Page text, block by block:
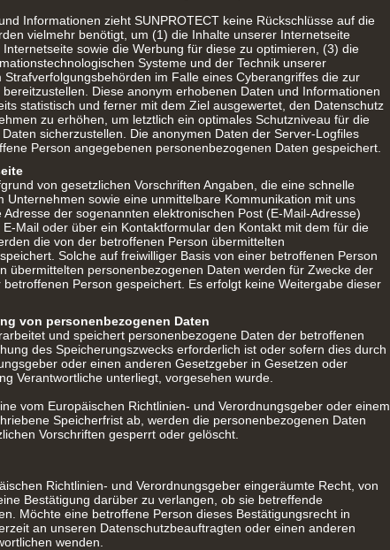
Informationen zieht SUNPROTECT keine Rückschlüsse auf die
vielmehr benötigt, um (1) die Inhalte unserer Internetseite
sowie die Werbung für diese zu optimieren, (3) die
Systeme und der Technik unserer
im Falle eines Cyberangriffes die zur
Diese anonym erhobenen Daten und Informationen
statistisch und ferner mit dem Ziel ausgewertet, den Datenschutz
zu erhöhen, um letztlich ein optimales Schutzniveau für die
sicherzustellen. Die anonymen Daten der Server-Logfiles
Person angegebenen personenbezogenen Daten gespeichert.
von gesetzlichen Vorschriften Angaben, die eine schnelle
sowie eine unmittelbare Kommunikation mit uns
der sogenannten elektronischen Post (E-Mail-Adresse)
Mail oder über ein Kontaktformular den Kontakt mit dem für die
die von der betroffenen Person übermittelten
Solche auf freiwilliger Basis von einer betroffenen Person
übermittelten personenbezogenen Daten werden für Zwecke der
Person gespeichert. Es erfolgt keine Weitergabe dieser
von personenbezogenen Daten
und speichert personenbezogene Daten der betroffenen
des Speicherungszwecks erforderlich ist oder sofern dies durch
oder einen anderen Gesetzgeber in Gesetzen oder
Verantwortliche unterliegt, vorgesehen wurde.
vom Europäischen Richtlinien- und Verordnungsgeber oder einem
Speicherfrist ab, werden die personenbezogenen Daten
Vorschriften gesperrt oder gelöscht.
Richtlinien- und Verordnungsgeber eingeräumte Recht, von
Bestätigung darüber zu verlangen, ob sie betreffende
Möchte eine betroffene Person dieses Bestätigungsrecht in
an unseren Datenschutzbeauftragten oder einen anderen
wenden.